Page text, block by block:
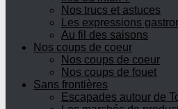
Nos trucs et astuces
Les expressions
Au fil des saisons
Nos coups de coeur
Nos coups de coeur
Nos coups de fouet
Sans frontières
Escapades autour de